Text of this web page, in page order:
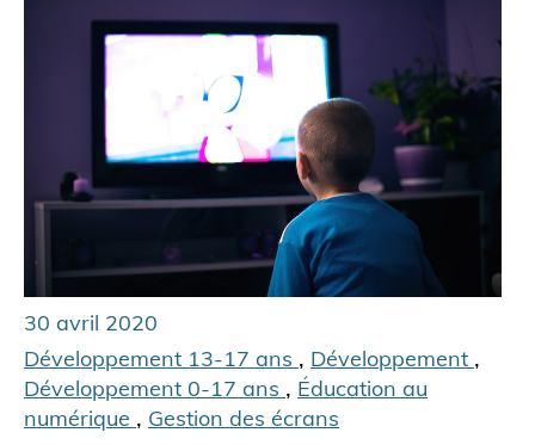
30 avril 2020
Développement 13-17 ans , Développement ,
Développement 0-17 ans , Éducation au
numérique , Gestion des écrans